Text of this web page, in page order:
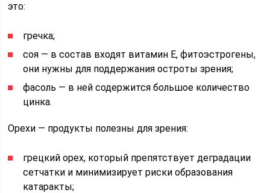
это:
гречка;
соя — в состав входят витамин Е, фитоэстрогены,
они нужны для поддержания остроты зрения;
фасоль — в ней содержится большое количество
цинка.
Орехи — продукты полезны для зрения:
грецкий орех, который препятствует деградации
сетчатки и минимизирует риски образования
катаракты;